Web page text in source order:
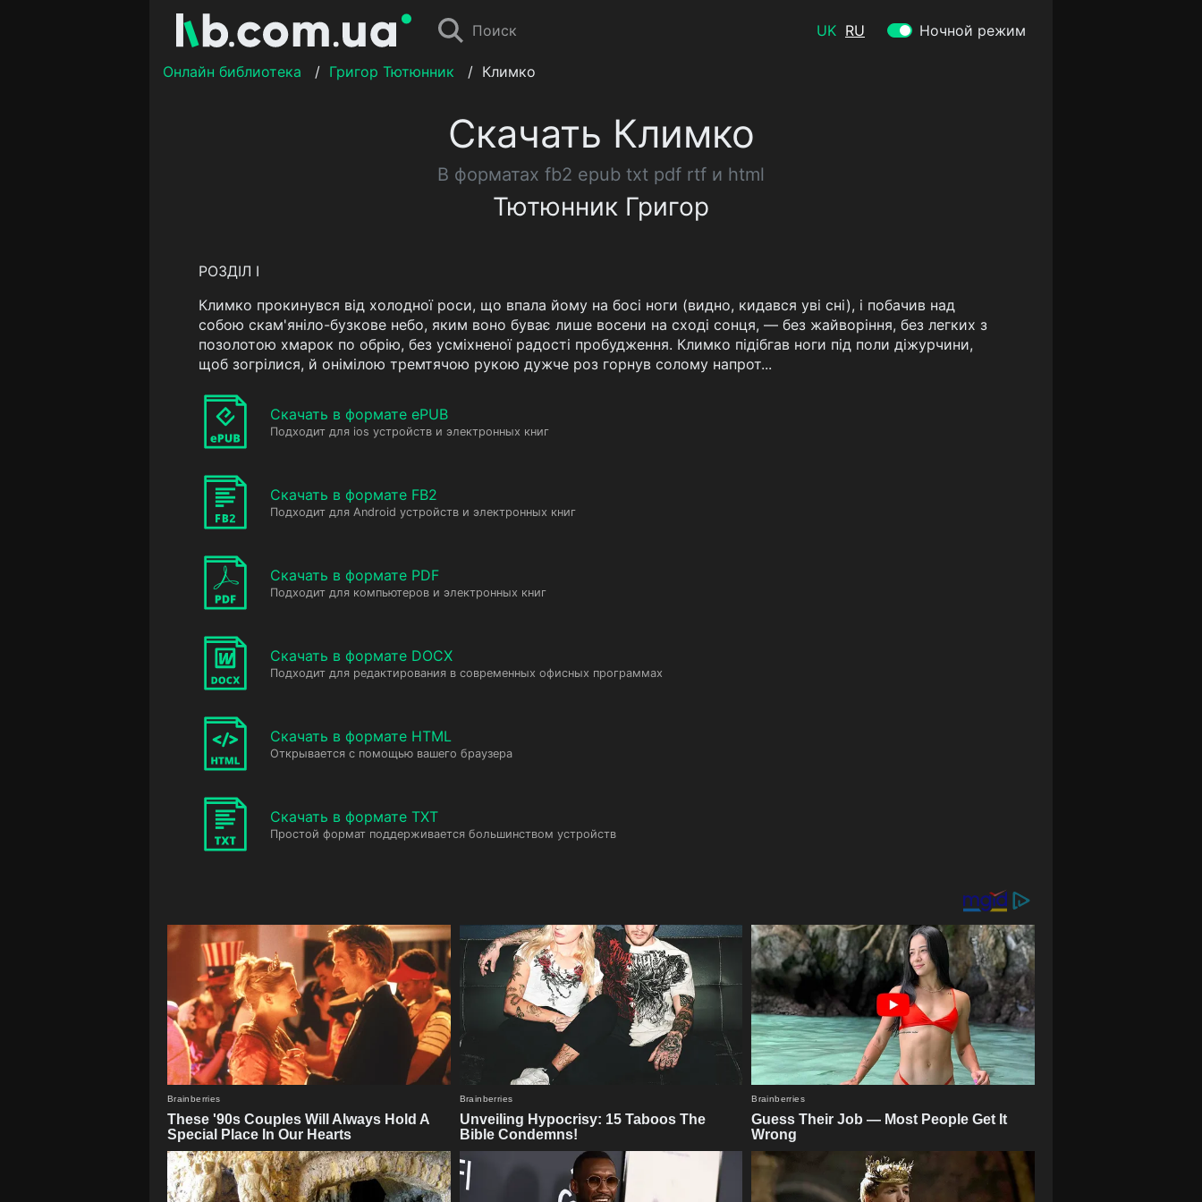
Поиск UK RU Ночной режим
Онлайн библиотека / Григор Тютюнник / Климко
Скачать Климко
В форматах fb2 epub txt pdf rtf и html
Тютюнник Григор
РОЗДІЛ І
Климко прокинувся від холодної роси, що впала йому на босі ноги (видно, кидався уві сні), і побачив над
собою скам'яніло-бузкове небо, яким воно буває лише восени на сході сонця, — без жайворіння, без легких з
позолотою хмарок по обрію, без усміхненої радості пробудження. Климко підібгав ноги під поли діжурчини,
щоб зогрілися, й онімілою тремтячою рукою дужче роз горнув солому напрот...
Скачать в формате ePUB
Подходит для ios устройств и электронных книг
Скачать в формате FB2
Подходит для Android устройств и электронных книг
Скачать в формате PDF
Подходит для компьютеров и электронных книг
Скачать в формате DOCX
Подходит для редактирования в современных офисных программах
Скачать в формате HTML
Открывается с помощью вашего браузера
Скачать в формате TXT
Простой формат поддерживается большинством устройств